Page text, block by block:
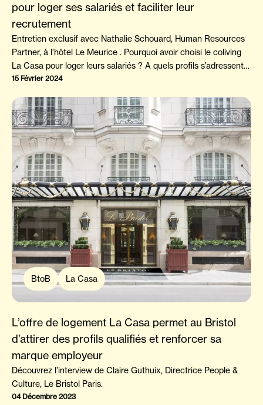
pour loger ses salariés et faciliter leur
recrutement
Entretien exclusif avec Nathalie Schouard, Human Resources
Partner, à l’hôtel Le Meurice . Pourquoi avoir choisi le coliving
La Casa pour loger leurs salariés ? A quels profils s’adressent-
ils ? Découvrez les réponses en lisant son interview complète.
15 Février 2024
BtoB La Casa
L’offre de logement La Casa permet au Bristol
d’attirer des profils qualifiés et renforcer sa
marque employeur
Découvrez l’interview de Claire Guthuix, Directrice People &
Culture, Le Bristol Paris.
04 Décembre 2023